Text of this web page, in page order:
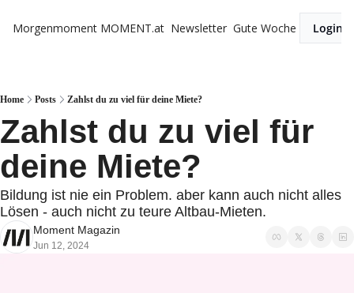
Morgenmoment MOMENT.at Newsletter Gute Woche Login
Home Posts Zahlst du zu viel für deine Miete?
Zahlst du zu viel für
deine Miete?
Bildung ist nie ein Problem. aber kann auch nicht alles
Lösen - auch nicht zu teure Altbau-Mieten.
Moment Magazin
Jun 12, 2024